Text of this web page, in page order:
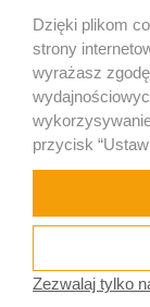
Dzięki plikom
strony
wyrażasz
przycisk
Zezwalaj tylko